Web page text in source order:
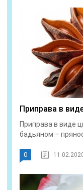
Приправа в
Приправа в виде
бадьяном –
0